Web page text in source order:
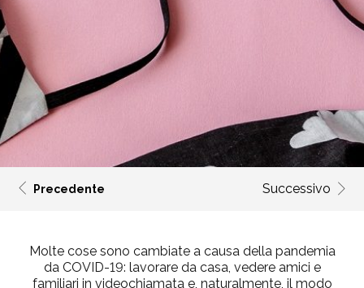
Precedente Successivo
Molte cose sono cambiate a causa della pandemia
da COVID-19: lavorare da casa, vedere amici e
familiari in videochiamata e, naturalmente, il modo